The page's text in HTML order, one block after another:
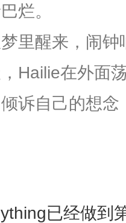
烂。
里醒来，闹
Hailie在外面
诉自己的想
已经做到